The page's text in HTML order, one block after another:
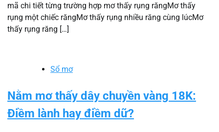
mã chi tiết từng trường hợp mơ thấy rụng răngMơ thấy
rụng một chiếc răngMơ thấy rụng nhiều răng cùng lúcMơ
thấy rụng răng […]
Sổ mơ
Nằm mơ thấy dây chuyền vàng 18K:
Điềm lành hay điềm dữ?